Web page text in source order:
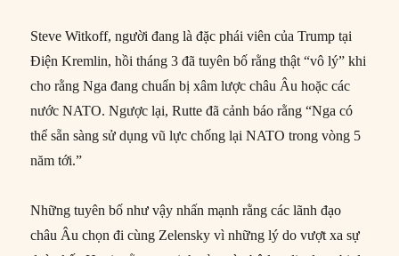
Steve Witkoff, người đang là đặc phái viên của Trump tại
Điện Kremlin, hồi tháng 3 đã tuyên bố rằng thật “vô lý” khi
cho rằng Nga đang chuẩn bị xâm lược châu Âu hoặc các
nước NATO. Ngược lại, Rutte đã cảnh báo rằng “Nga có
thể sẵn sàng sử dụng vũ lực chống lại NATO trong vòng 5
năm tới.”
Những tuyên bố như vậy nhấn mạnh rằng các lãnh đạo
châu Âu chọn đi cùng Zelensky vì những lý do vượt xa sự